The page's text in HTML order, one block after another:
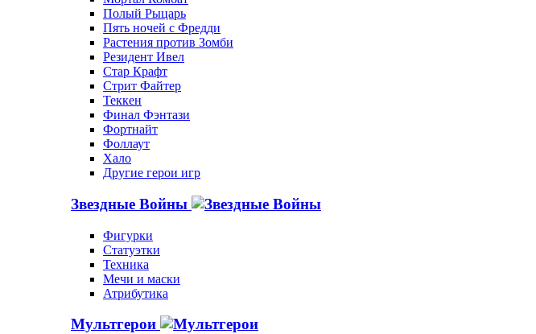
Полый Рыцарь
Пять ночей с Фредди
Растения против Зомби
Резидент Ивел
Стар Крафт
Стрит Файтер
Теккен
Финал Фэнтази
Фортнайт
Фоллаут
Хало
Другие герои игр
Звездные Войны
Фигурки
Статуэтки
Техника
Мечи и маски
Атрибутика
Мультгерои